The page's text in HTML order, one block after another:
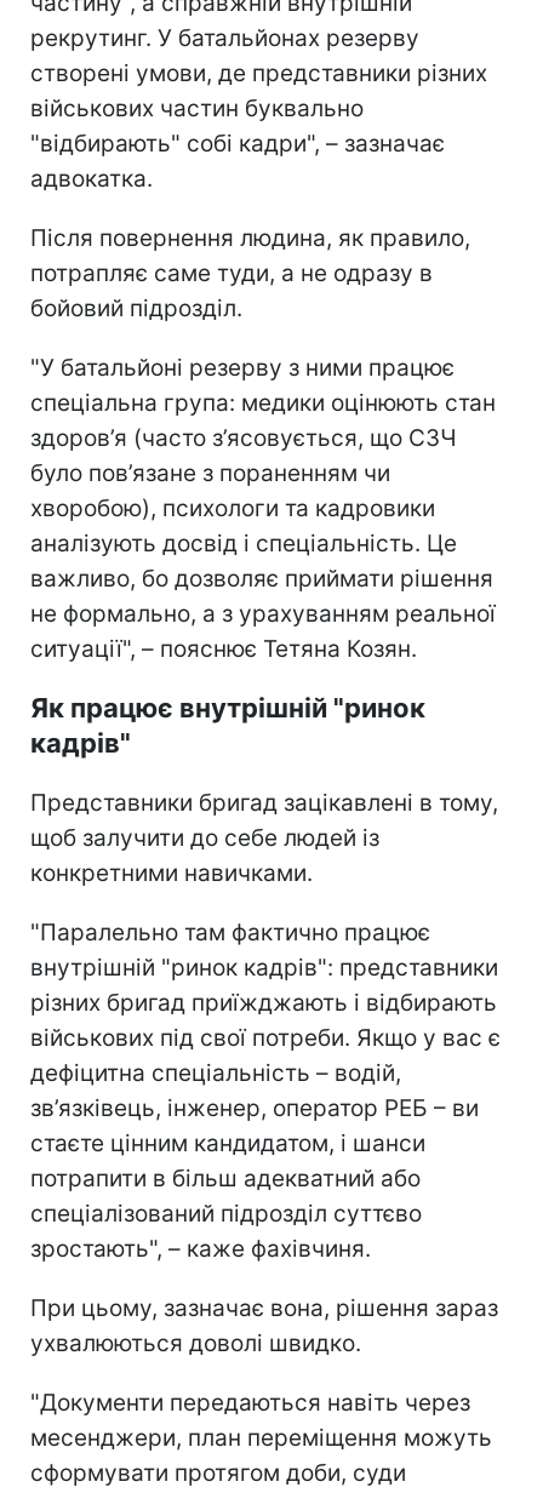
рекрутинг. У батальйонах резерву
створені умови, де представники різних
військових частин буквально
"відбирають" собі кадри", – зазначає
адвокатка.
Після повернення людина, як правило,
потрапляє саме туди, а не одразу в
бойовий підрозділ.
"У батальйоні резерву з ними працює
спеціальна група: медики оцінюють стан
здоров’я (часто з’ясовується, що СЗЧ
було пов’язане з пораненням чи
хворобою), психологи та кадровики
аналізують досвід і спеціальність. Це
важливо, бо дозволяє приймати рішення
не формально, а з урахуванням реальної
ситуації", – пояснює Тетяна Козян.
Як працює внутрішній "ринок
кадрів"
Представники бригад зацікавлені в тому,
щоб залучити до себе людей із
конкретними навичками.
"Паралельно там фактично працює
внутрішній "ринок кадрів": представники
різних бригад приїжджають і відбирають
військових під свої потреби. Якщо у вас є
дефіцитна спеціальність – водій,
зв’язківець, інженер, оператор РЕБ – ви
стаєте цінним кандидатом, і шанси
потрапити в більш адекватний або
спеціалізований підрозділ суттєво
зростають", – каже фахівчиня.
При цьому, зазначає вона, рішення зараз
ухвалюються доволі швидко.
"Документи передаються навіть через
месенджери, план переміщення можуть
сформувати протягом доби, суди